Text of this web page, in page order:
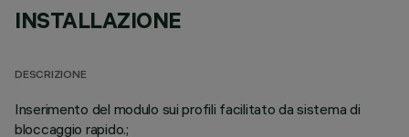
INSTALLAZIONE
DESCRIZIONE
Inserimento del modulo sui profili facilitato da sistema di
bloccaggio rapido.;